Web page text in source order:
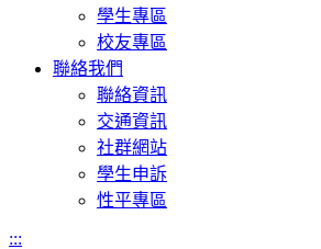
學生專區
校友專區
聯絡我們
聯絡資訊
交通資訊
社群網站
學生申訴
性平專區
:::